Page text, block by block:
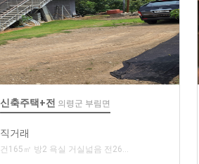
신축주택+전 의령군 부림면
직거래
건165㎡ 방2 욕실 거실넓음 전26...